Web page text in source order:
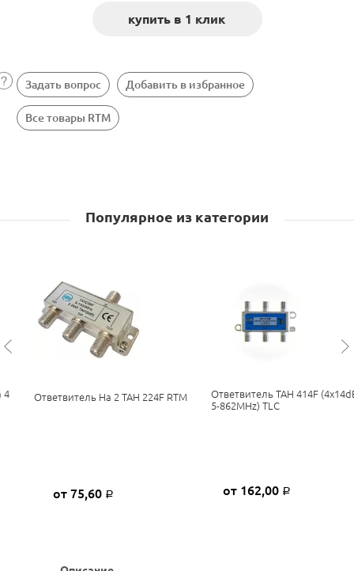
Задать вопрос Добавить в избранное
Все товары RTM
Популярное из категории
4 Ответвитель На 2 TAH 224F RTM
от 75,60 Р
Ответвитель TAH 414F
5-862MHz) TLC
от 162,00 Р